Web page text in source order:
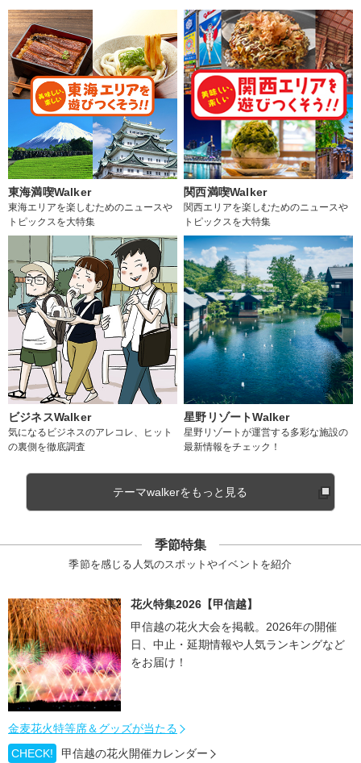
東海満喫Walker
東海エリアを楽しむためのニュースや
トピックスを大特集
関西満喫Walker
関西エリアを楽しむためのニュースや
トピックスを大特集
ビジネスWalker
気になるビジネスのアレコレ、ヒット
の裏側を徹底調査
星野リゾートWalker
星野リゾートが運営する多彩な施設の
最新情報をチェック！
テーマwalkerをもっと見る
季節特集
季節を感じる人気のスポットやイベントを紹介
花火特集2026【甲信越】
甲信越の花火大会を掲載。2026年の開催
日、中止・延期情報や人気ランキングなど
をお届け！
金麦花火特等席＆グッズが当たる
CHECK!
甲信越の花火開催カレンダー